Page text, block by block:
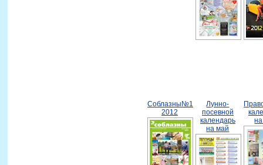
Соблазны№1
2012
Лунно-
посевной
календарь
на май